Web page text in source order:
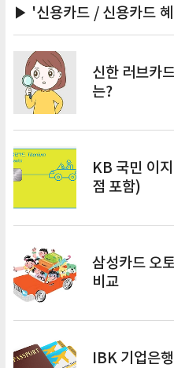
▶ '신용카드 / 신용카드
신한 러브카
는?
KB 국민 이
점 포함)
삼성카드 오
비교
IBK 기업은